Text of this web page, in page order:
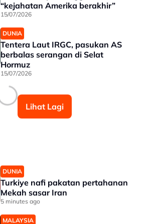
“kejahatan Amerika berakhir”
15/07/2026
DUNIA
Tentera Laut IRGC, pasukan AS
berbalas serangan di Selat
Hormuz
15/07/2026
Lihat Lagi
DUNIA
Turkiye nafi pakatan pertahanan
Mekah sasar Iran
5 minutes ago
MALAYSIA